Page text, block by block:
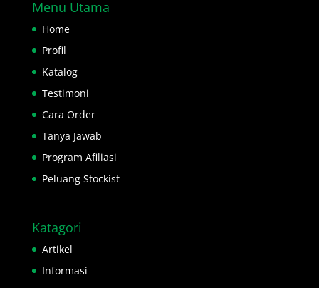
Menu Utama
Home
Profil
Katalog
Testimoni
Cara Order
Tanya Jawab
Program Afiliasi
Peluang Stockist
Katagori
Artikel
Informasi